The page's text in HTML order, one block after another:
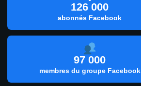
126 000
abonnés Facebook
97 000
membres du groupe Facebook